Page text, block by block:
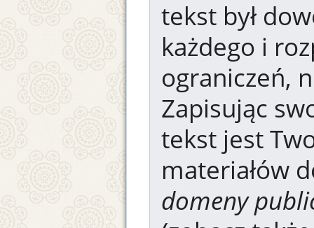
tekst był
każdego i
ograniczeń,
Zapisując
tekst jest
materiałów
domeny